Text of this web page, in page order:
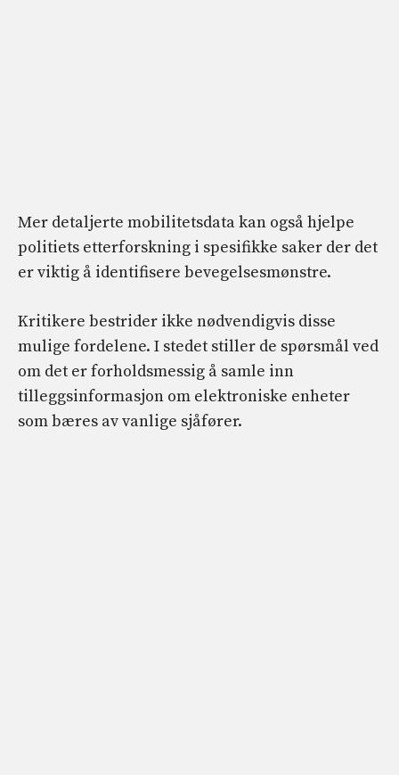
Mer detaljerte mobilitetsdata kan også hjelpe
politiets etterforskning i spesifikke saker der det
er viktig å identifisere bevegelsesmønstre.
Kritikere bestrider ikke nødvendigvis disse
mulige fordelene. I stedet stiller de spørsmål ved
om det er forholdsmessig å samle inn
tilleggsinformasjon om elektroniske enheter
som bæres av vanlige sjåfører.